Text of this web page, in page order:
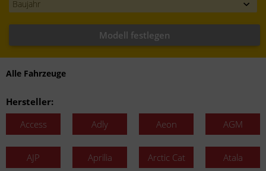
Modell festlegen
Alle Fahrzeuge
Hersteller:
Access
Adly Aeon AGM
AJP Aprilia Arctic Cat Atala